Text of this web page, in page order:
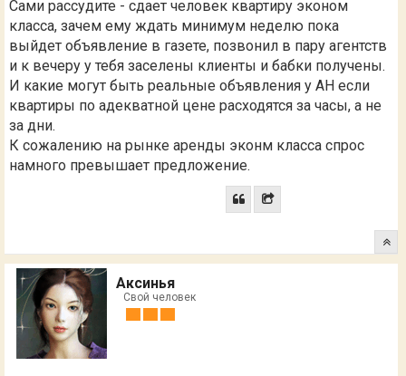
Сами рассудите - сдает человек квартиру эконом
класса, зачем ему ждать минимум неделю пока
выйдет объявление в газете, позвонил в пару агентств
и к вечеру у тебя заселены клиенты и бабки получены.
И какие могут быть реальные объявления у АН если
квартиры по адекватной цене расходятся за часы, а не
за дни.
К сожалению на рынке аренды эконм класса спрос
намного превышает предложение.
Аксинья
Свой человек